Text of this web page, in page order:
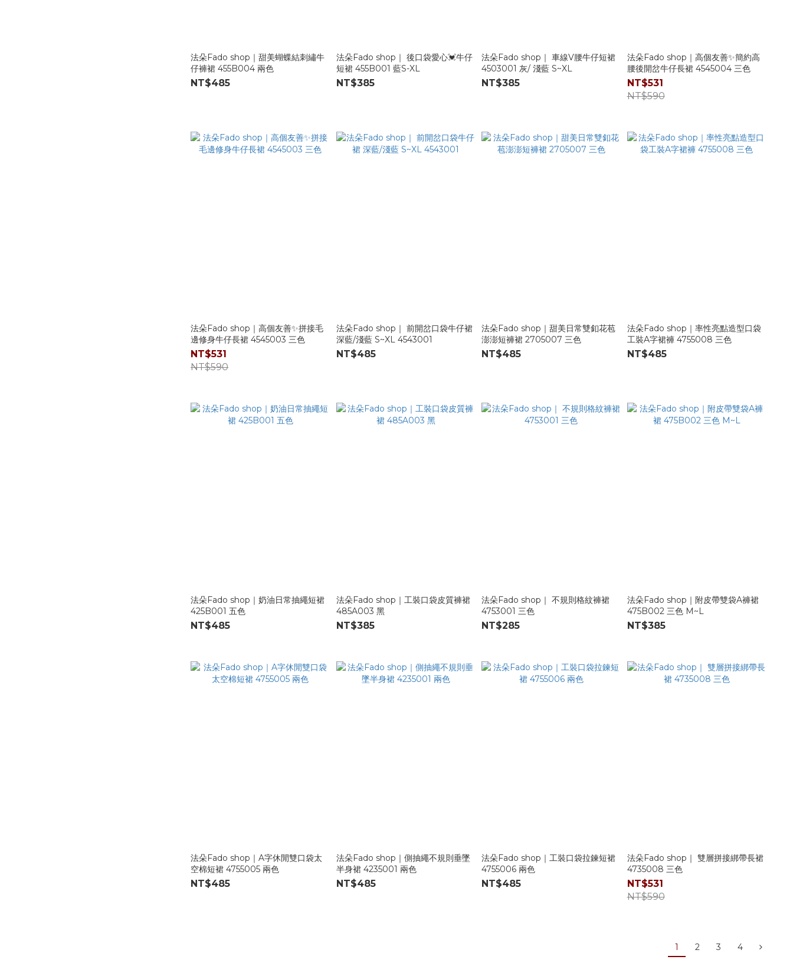
法朵Fado shop｜甜美蝴蝶結刺繡牛
仔褲裙 455B004 兩色
NT$485
法朵Fado shop｜ 後口袋愛心💓牛仔
短裙 455B001 藍S-XL
NT$385
法朵Fado shop｜ 車線V腰牛仔短裙
4503001 灰/ 淺藍 S~XL
NT$385
法朵Fado shop｜高個友善✨簡約高
腰後開岔牛仔長裙 4545004 三色
NT$531
NT$590
法朵Fado shop｜高個友善✨拼接毛
邊修身牛仔長裙 4545003 三色
NT$531
NT$590
法朵Fado shop｜ 前開岔口袋牛仔裙
深藍/淺藍 S~XL 4543001
NT$485
法朵Fado shop｜甜美日常雙釦花苞
澎澎短褲裙 2705007 三色
NT$485
法朵Fado shop｜率性亮點造型口袋
工裝A字裙褲 4755008 三色
NT$485
法朵Fado shop｜奶油日常抽繩短裙
425B001 五色
NT$485
法朵Fado shop｜工裝口袋皮質褲裙
485A003 黑
NT$385
法朵Fado shop｜ 不規則格紋褲裙
4753001 三色
NT$285
法朵Fado shop｜附皮帶雙袋A褲裙
475B002 三色 M~L
NT$385
法朵Fado shop｜A字休閒雙口袋太
空棉短裙 4755005 兩色
NT$485
法朵Fado shop｜側抽繩不規則垂墜
半身裙 4235001 兩色
NT$485
法朵Fado shop｜工裝口袋拉鍊短裙
4755006 兩色
NT$485
法朵Fado shop｜ 雙層拼接綁帶長裙
4735008 三色
NT$531
NT$590
1 2 3 4